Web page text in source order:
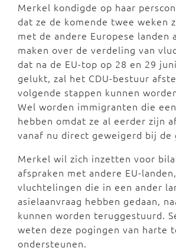
Merkel kondigde op haar
dat ze de komende twee weken
met de andere Europese landen
maken over de verdeling van
dat na de EU-top op 28 en 29
gelukt, zal het CDU-bestuur
volgende stappen kunnen
Wel worden immigranten die
hebben omdat ze al eerder zijn
vanaf nu direct geweigerd bij de
Merkel wil zich inzetten voor
afspraken met andere EU-
vluchtelingen die in een ander
asielaanvraag hebben gedaan,
kunnen worden teruggestuurd.
weten deze pogingen van harte
ondersteunen.